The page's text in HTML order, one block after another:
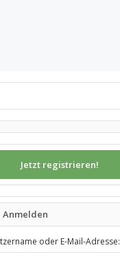
Jetzt registrieren!
Anmelden
oder E-Mail-Adresse: